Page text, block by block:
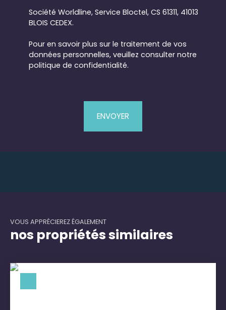
Société Worldline, Service Bloctel, CS 61311, 41013
BLOIS CEDEX.
Pour en savoir plus sur le traitement de vos
données personnelles, veuillez consulter notre
politique de confidentialité.
ENVOYER
VOUS APPRÉCIEREZ ÉGALEMENT
nos propriétés similaires